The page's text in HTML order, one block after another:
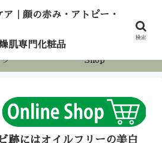
グ Shop
跡にはオイルフリーの美白
｜顔の赤み・アトピー・
肌専門化粧品
検索